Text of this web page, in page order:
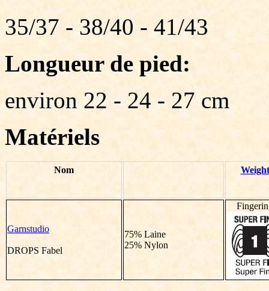
35/37 - 38/40 - 41/43
Longueur de pied:
environ 22 - 24 - 27 cm
Matériels
Nom Weight
Garnstudio
DROPS Fabel
75% Laine
25% Nylon